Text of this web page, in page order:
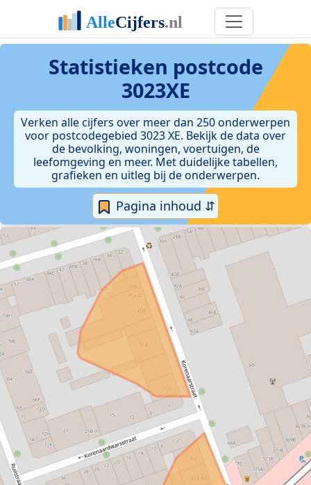
Statistieken postcode
3023XE
Verken alle cijfers over meer dan 250 onderwerpen
voor postcodegebied 3023 XE. Bekijk de data over
de bevolking, woningen, voertuigen, de
leefomgeving en meer. Met duidelijke tabellen,
grafieken en uitleg bij de onderwerpen.
Pagina inhoud ⇵